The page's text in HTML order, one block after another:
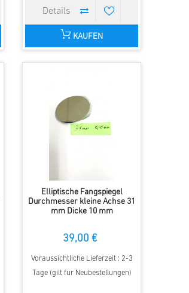
KAUFEN
Elliptische Fangspiegel
Durchmesser kleine Achse 31
mm Dicke 10 mm
39,00 €
Voraussichtliche Lieferzeit : 2-3
Tage (gilt für Neubestellungen)